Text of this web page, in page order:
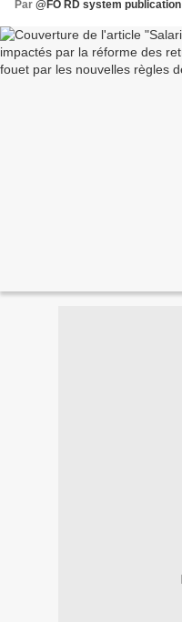
Par @FO RD system publication